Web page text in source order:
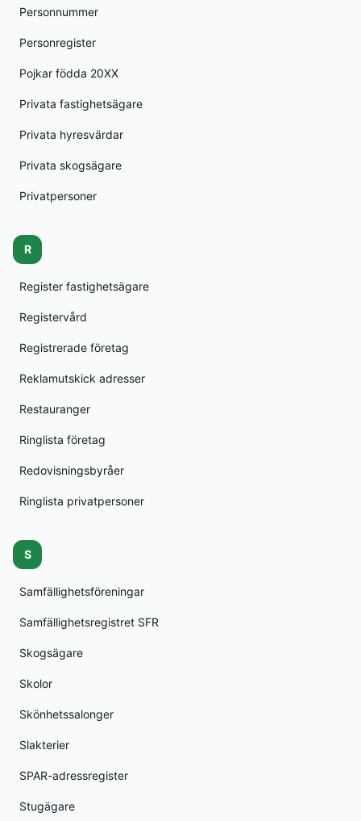
Personnummer
Personregister
Pojkar födda 20XX
Privata fastighetsägare
Privata hyresvärdar
Privata skogsägare
Privatpersoner
R
Register fastighetsägare
Registervård
Registrerade företag
Reklamutskick adresser
Restauranger
Ringlista företag
Redovisningsbyråer
Ringlista privatpersoner
S
Samfällighetsföreningar
Samfällighetsregistret SFR
Skogsägare
Skolor
Skönhetssalonger
Slakterier
SPAR-adressregister
Stugägare